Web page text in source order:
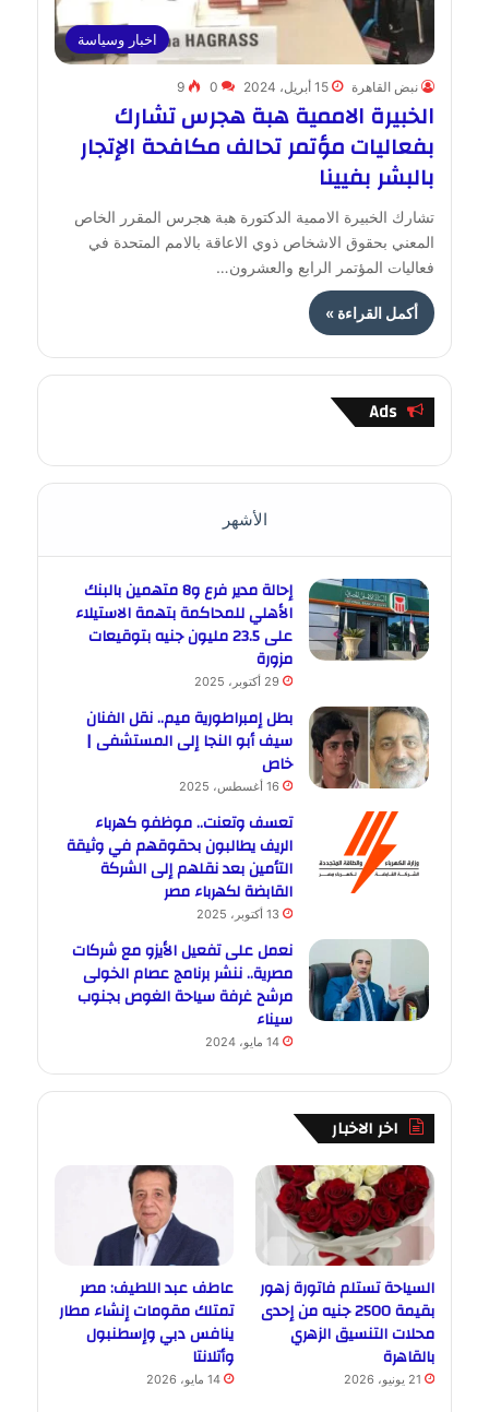
اخبار وسياسة
نبض القاهرة 15 أبريل، 2024 0
9
الخبيرة الاممية هبة هجرس تشارك
بفعاليات مؤتمر تحالف مكافحة الإتجار
بالبشر بفيينا
تشارك الخبيرة الاممية الدكتورة هبة هجرس المقرر الخاص
المعني بحقوق الاشخاص ذوي الاعاقة بالامم المتحدة في
فعاليات المؤتمر الرابع والعشرون…
أكمل القراءة »
Ads
الأشهر
إحالة مدير فرع و8 متهمين بالبنك
الأهلي للمحاكمة بتهمة الاستيلاء
على 23.5 مليون جنيه بتوقيعات
مزورة
29 أكتوبر، 2025
بطل إمبراطورية ميم.. نقل الفنان
سيف أبو النجا إلى المستشفى |
خاص
16 أغسطس، 2025
تعسف وتعنت.. موظفو كهرباء
الريف يطالبون بحقوقهم في وثيقة
التأمين بعد نقلهم إلى الشركة
القابضة لكهرباء مصر
13 أكتوبر، 2025
نعمل على تفعيل الأيزو مع شركات
مصرية.. ننشر برنامج عصام الخولى
مرشح غرفة سياحة الغوص بجنوب
سيناء
14 مايو، 2024
اخر الاخبار
السياحة تستلم فاتورة زهور
بقيمة 2500 جنيه من إحدى
محلات التنسيق الزهري
بالقاهرة
21 يونيو، 2026
عاطف عبد اللطيف: مصر
تمتلك مقومات إنشاء مطار
ينافس دبي وإسطنبول
وأتلانتا
14 مايو، 2026